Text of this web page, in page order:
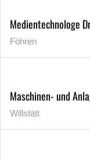
Medientechnologe
Föhren
Maschinen- und
Willstätt